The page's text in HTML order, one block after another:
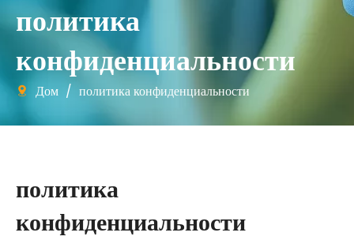
политика
конфиденциальности
Дом / политика конфиденциальности
политика
конфиденциальности